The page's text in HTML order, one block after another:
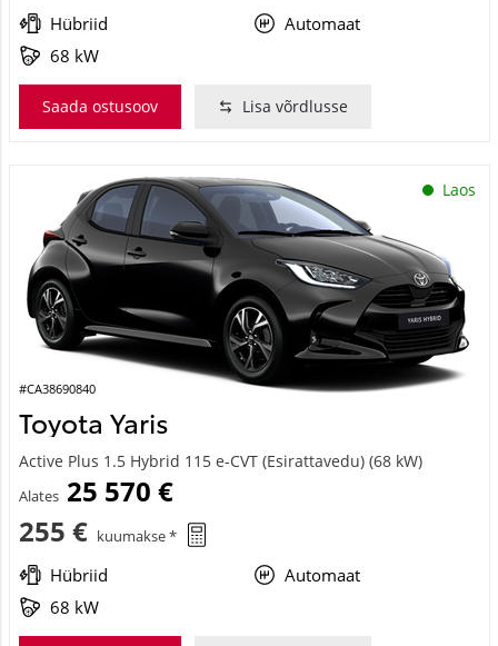
Hübriid
Automaat
68 kW
Saada ostusoov Lisa võrdlusse
Laos
#CA38690840
Toyota Yaris
Active Plus 1.5 Hybrid 115 e-CVT (Esirattavedu) (68 kW)
Alates 25 570 €
255 € kuumakse *
Hübriid
Automaat
68 kW